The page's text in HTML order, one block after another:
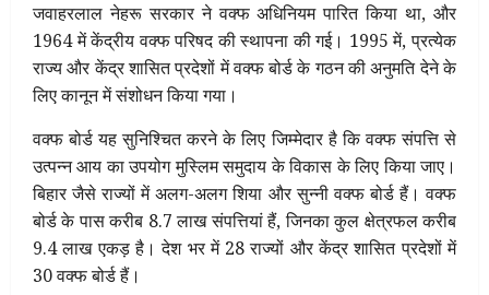
जवाहरलाल नेहरू सरकार ने वक्फ अधिनियम पारित किया था, और
1964 में केंद्रीय वक्फ परिषद की स्थापना की गई। 1995 में, प्रत्येक
राज्य और केंद्र शासित प्रदेशों में वक्फ बोर्ड के गठन की अनुमति देने के
लिए कानून में संशोधन किया गया।
वक्फ बोर्ड यह सुनिश्चित करने के लिए जिम्मेदार है कि वक्फ संपत्ति से
उत्पन्न आय का उपयोग मुस्लिम समुदाय के विकास के लिए किया जाए।
बिहार जैसे राज्यों में अलग-अलग शिया और सुन्नी वक्फ बोर्ड हैं। वक्फ
बोर्ड के पास करीब 8.7 लाख संपत्तियां हैं, जिनका कुल क्षेत्रफल करीब
9.4 लाख एकड़ है। देश भर में 28 राज्यों और केंद्र शासित प्रदेशों में
30 वक्फ बोर्ड हैं।